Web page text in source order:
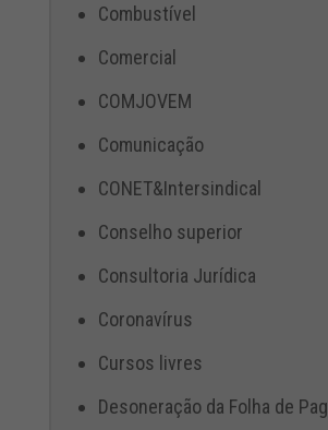
Combustível
Comercial
COMJOVEM
Comunicação
CONET&Intersindical
Conselho superior
Consultoria Jurídica
Coronavírus
Cursos livres
Desoneração da Folha de